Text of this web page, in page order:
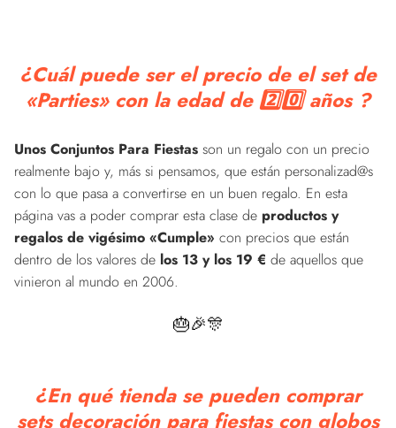
¿Cuál puede ser el precio de el set de
«Parties» con la edad de 2️⃣0️⃣ años ?
Unos Conjuntos Para Fiestas son un regalo con un precio
realmente bajo y, más si pensamos, que están personalizad@s
con lo que pasa a convertirse en un buen regalo. En esta
página vas a poder comprar esta clase de productos y
regalos de vigésimo «Cumple» con precios que están
dentro de los valores de los 13 y los 19 € de aquellos que
vinieron al mundo en 2006.
🎂🎉🎊
¿En qué tienda se pueden comprar
sets decoración para fiestas con globos